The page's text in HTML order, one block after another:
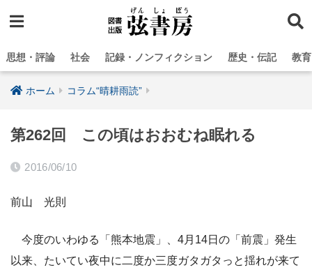
思想・評論 社会 記録・ノンフィクション 歴史・伝記 教
ホーム コラム“晴耕雨読”
第262回 この頃はおおむね眠れる
2016/06/10
前山 光則
今度のいわゆる「熊本地震」、4月14日の「前震」発生
以来、たいてい夜中に二度か三度ガタガタっと揺れが来て